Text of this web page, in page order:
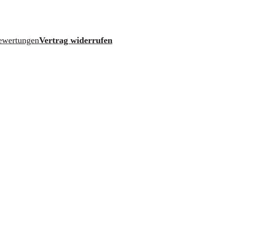
Vertrag widerrufen